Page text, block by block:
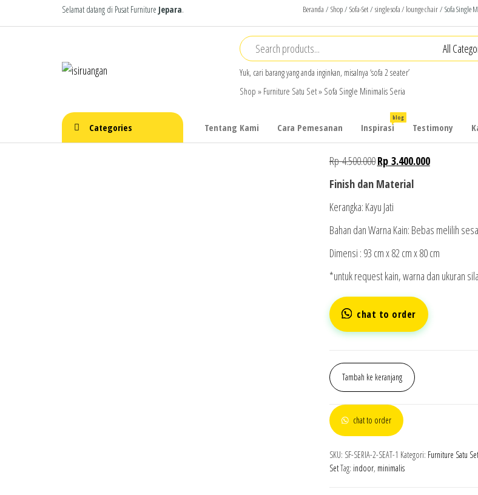
Selamat datang di Pusat Furniture Jepara. Beranda / Shop/ Sofa-Set/ single sofa / lounge chair/ Sofa Single
Yuk, cari barang yang anda inginkan, misalnya ‘sofa 2 seater’
Shop » Furniture Satu Set» Sofa Single Minimalis Seria
Categories Tentang Kami Cara Pemesanan Inspirasi
blog
Testimony
Rp4.500.000Rp3.400.000
Finish dan Material
Kerangka: Kayu Jati
Bahan dan Warna Kain: Bebas melilih
Dimensi : 93 cm x 82 cm x 80 cm
*untuk request kain, warna dan ukuran
chat to order
Tambah ke keranjang
chat to order
SKU: SF-SERIA-2-SEAT-1 Kategori: Furniture Satu Set
SetTag: indoor, minimalis